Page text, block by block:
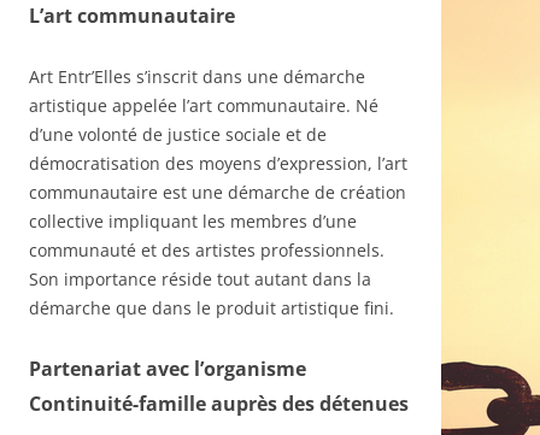
L’art communautaire
Art Entr’Elles s’inscrit dans une démarche
artistique appelée l’art communautaire. Né
d’une volonté de justice sociale et de
démocratisation des moyens d’expression, l’art
communautaire est une démarche de création
collective impliquant les membres d’une
communauté et des artistes professionnels.
Son importance réside tout autant dans la
démarche que dans le produit artistique fini.
Partenariat avec l’organisme
Continuité-famille auprès des détenues